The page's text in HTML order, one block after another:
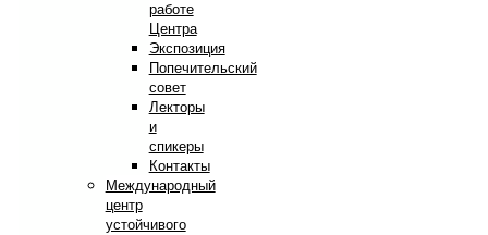
работе
Центра
Экспозиция
Попечительский
совет
Лекторы
и
спикеры
Контакты
Международный
центр
устойчивого